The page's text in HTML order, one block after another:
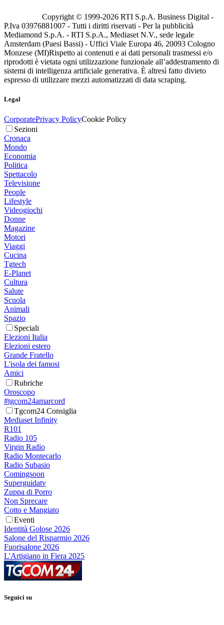
Copyright © 1999-2026 RTI S.p.A. Business Digital -
P.Iva 03976881007 - Tutti i diritti riservati - Per la pubblicità
Mediamond S.p.A. - RTI S.p.A., Mediaset N.V., sede legale
Amsterdam (Paesi Bassi) - Uffici Viale Europa 46, 20093 Cologno
Monzese (MI)Rispetto ai contenuti e ai dati personali trasmessi e/o
riprodotti è vietata ogni utilizzazione funzionale all’addestramento di
sistemi di intelligenza artificiale generativa. È altresì fatto divieto
espresso di utilizzare mezzi automatizzati di data scraping.
Legal
CorporatePrivacy PolicyCookie Policy
Sezioni
Cronaca
Mondo
Economia
Politica
Spettacolo
Televisione
People
Lifestyle
Videogiochi
Donne
Magazine
Motori
Viaggi
Cucina
Tgtech
E-Planet
Cultura
Salute
Scuola
Animali
Spazio
Speciali
Elezioni Italia
Elezioni estero
Grande Fratello
L'isola dei famosi
Amici
Rubriche
Oroscopo
#tgcom24amarcord
Tgcom24 Consiglia
Mediaset Infinity
R101
Radio 105
Virgin Radio
Radio Montecarlo
Radio Subasio
Comingsoon
Superguidatv
Zuppa di Porro
Non Sprecare
Cotto e Mangiato
Eventi
Identità Golose 2026
Salone del Risparmio 2026
Fuorisalone 2026
L'Artigiano in Fiera 2025
Seguici su